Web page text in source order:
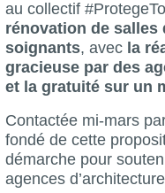
au collectif
rénovation de salles
soignants, avec la
gracieuse par des
et la gratuité sur un
Contactée mi-mars
fondé de cette
démarche pour
agences